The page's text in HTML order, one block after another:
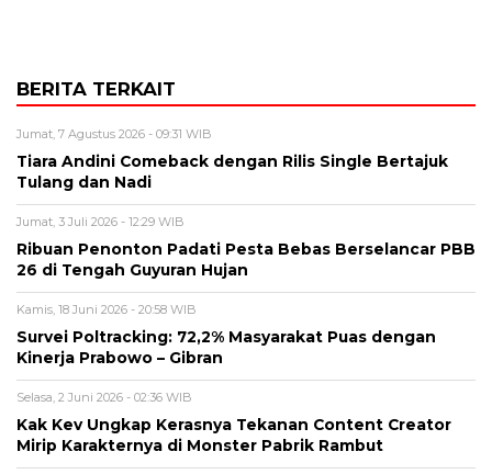
BERITA TERKAIT
Jumat, 7 Agustus 2026 - 09:31 WIB
Tiara Andini Comeback dengan Rilis Single Bertajuk
Tulang dan Nadi
Jumat, 3 Juli 2026 - 12:29 WIB
Ribuan Penonton Padati Pesta Bebas Berselancar PBB
26 di Tengah Guyuran Hujan
Kamis, 18 Juni 2026 - 20:58 WIB
Survei Poltracking: 72,2% Masyarakat Puas dengan
Kinerja Prabowo – Gibran
Selasa, 2 Juni 2026 - 02:36 WIB
Kak Kev Ungkap Kerasnya Tekanan Content Creator
Mirip Karakternya di Monster Pabrik Rambut